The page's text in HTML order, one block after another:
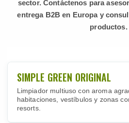
sector. Contáctenos para
entrega B2B en Europa y
productos.
SIMPLE GREEN ORIGINAL
Limpiador multiuso con aroma
habitaciones, vestíbulos y zonas
resorts.